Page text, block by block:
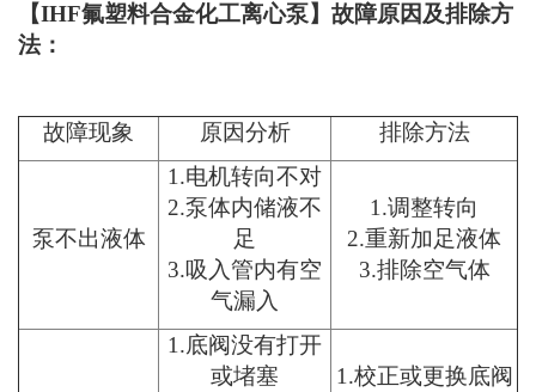
【IHF氟塑料合金化工离心泵】故障原因及排除方
法：
故障现象 原因分析 排除方法
泵不出液体
1.电机转向不对
2.泵体内储液不
足
3.吸入管内有空
气漏入
1.调整转向
2.重新加足液体
3.排除空气体
1.底阀没有打开
或堵塞
1.校正或更换底阀